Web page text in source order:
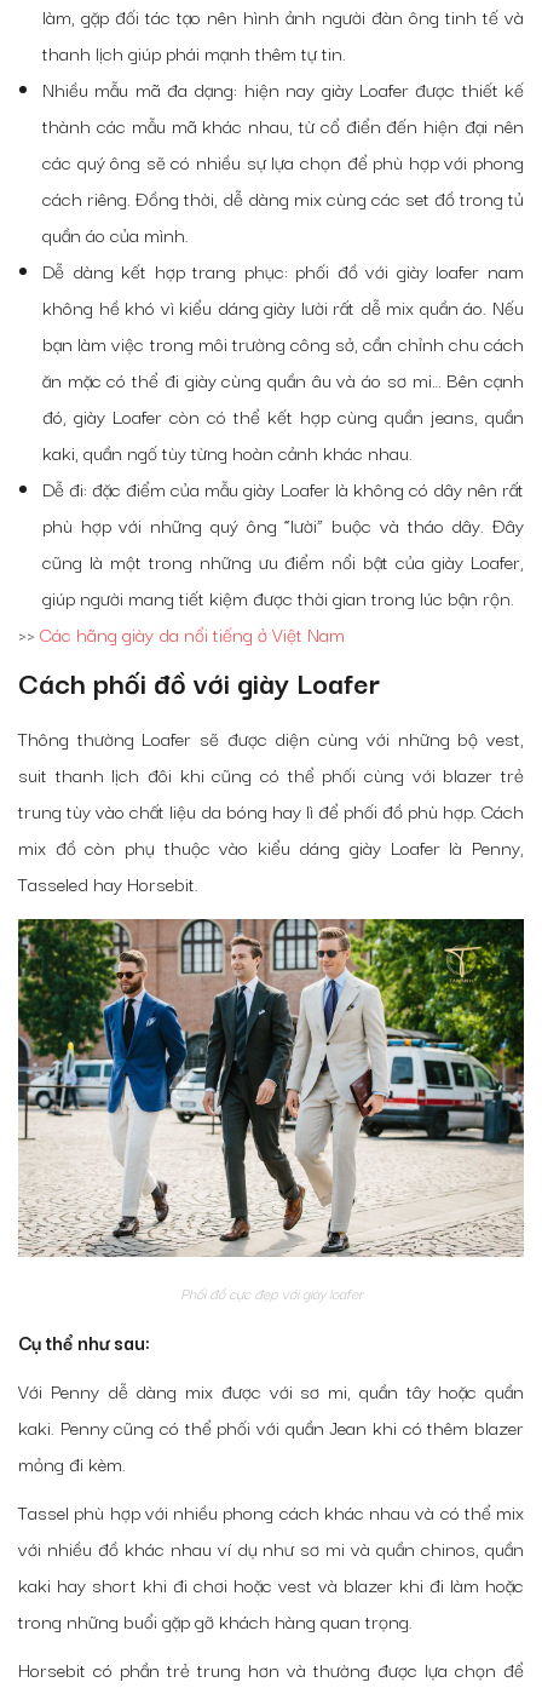
làm, gặp đối tác tạo nên hình ảnh người đàn ông tinh tế và
thanh lịch giúp phái mạnh thêm tự tin.
Nhiều mẫu mã đa dạng: hiện nay giày Loafer được thiết kế
thành các mẫu mã khác nhau, từ cổ điển đến hiện đại nên
các quý ông sẽ có nhiều sự lựa chọn để phù hợp với phong
cách riêng. Đồng thời, dễ dàng mix cùng các set đồ trong tủ
quần áo của mình.
Dễ dàng kết hợp trang phục: phối đồ với giày loafer nam
không hề khó vì kiểu dáng giày lười rất dễ mix quần áo. Nếu
bạn làm việc trong môi trường công sở, cần chỉnh chu cách
ăn mặc có thể đi giày cùng quần âu và áo sơ mi… Bên cạnh
đó, giày Loafer còn có thể kết hợp cùng quần jeans, quần
kaki, quần ngố tùy từng hoàn cảnh khác nhau.
Dễ đi: đặc điểm của mẫu giày Loafer là không có dây nên rất
phù hợp với những quý ông “lười” buộc và tháo dây. Đây
cũng là một trong những ưu điểm nổi bật của giày Loafer,
giúp người mang tiết kiệm được thời gian trong lúc bận rộn.
>> Các hãng giày da nổi tiếng ở Việt Nam
Cách phối đồ với giày Loafer
Thông thường Loafer sẽ được diện cùng với những bộ vest,
suit thanh lịch đôi khi cũng có thể phối cùng với blazer trẻ
trung tùy vào chất liệu da bóng hay lì để phối đồ phù hợp. Cách
mix đồ còn phụ thuộc vào kiểu dáng giày Loafer là Penny,
Tasseled hay Horsebit.
Phối đồ cực đẹp với giày loafer
Cụ thể như sau:
Với Penny dễ dàng mix được với sơ mi, quần tây hoặc quần
kaki. Penny cũng có thể phối với quần Jean khi có thêm blazer
mỏng đi kèm.
Tassel phù hợp với nhiều phong cách khác nhau và có thể mix
với nhiều đồ khác nhau ví dụ như sơ mi và quần chinos, quần
kaki hay short khi đi chơi hoặc vest và blazer khi đi làm hoặc
trong những buổi gặp gỡ khách hàng quan trọng.
Horsebit có phần trẻ trung hơn và thường được lựa chọn để